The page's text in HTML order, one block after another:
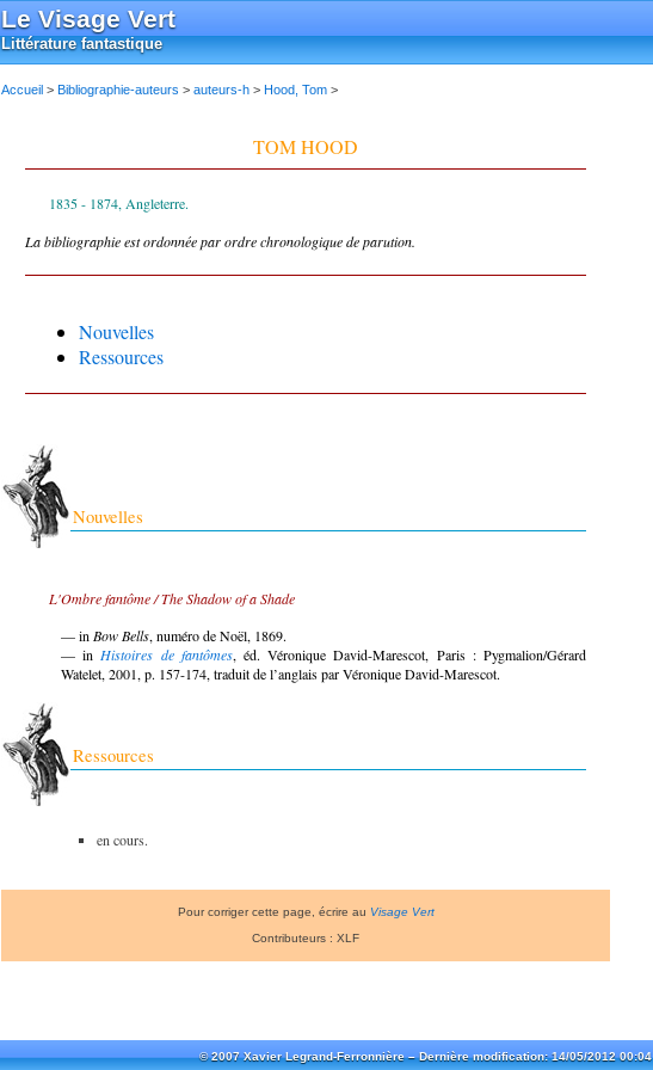
Le Visage Vert
Littérature fantastique
Accueil > Bibliographie-auteurs > auteurs-h > Hood, Tom >
TOM HOOD
1835 - 1874, Angleterre.
La bibliographie est ordonnée par ordre chronologique de parution.
Nouvelles
Ressources
Nouvelles
L'Ombre fantôme / The Shadow of a Shade
— in Bow Bells, numéro de Noël, 1869.
— in Histoires de fantômes, éd. Véronique David-Marescot, Paris : Pygmalion/Gérard
Watelet, 2001, p. 157-174, traduit de l’anglais par Véronique David-Marescot.
Ressources
en cours.
Pour corriger cette page, écrire au Visage Vert
Contributeurs : XLF
© 2007 Xavier Legrand-Ferronnière –Dernière modification: 14/05/2012 00:04